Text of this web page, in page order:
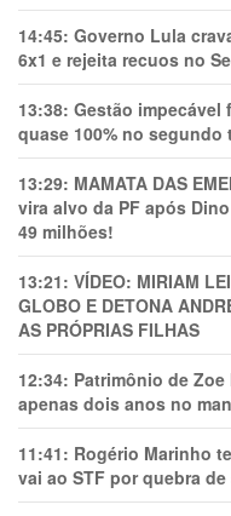
14:45: Governo Lula
6x1 e rejeita recuos no
13:38: Gestão impecável
quase 100% no segundo
13:29: MAMATA DAS
vira alvo da PF após
49 milhões!
13:21: VÍDEO: MIRIAM
GLOBO E DETONA
AS PRÓPRIAS FILHAS
12:34: Patrimônio de Zoe
apenas dois anos no
11:41: Rogério Marinho
vai ao STF por quebra